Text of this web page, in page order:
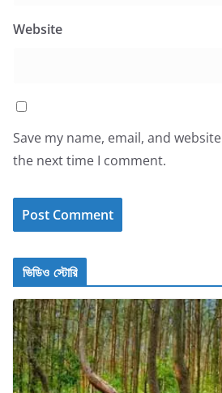
Website
Save my name, email, and
the next time I comment.
ভিডিও স্টোরি